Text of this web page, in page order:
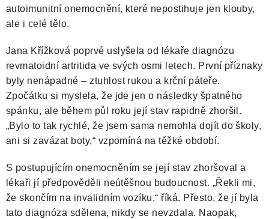
autoimunitní onemocnění, které nepostihuje jen klouby,
ale i celé tělo.
Jana Křížková poprvé uslyšela od lékaře diagnózu
revmatoidní artritida ve svých osmi letech. První příznaky
byly nenápadné – ztuhlost rukou a krční páteře.
Zpočátku si myslela, že jde jen o následky špatného
spánku, ale během půl roku její stav rapidně zhoršil.
„Bylo to tak rychlé, že jsem sama nemohla dojít do školy,
ani si zavázat boty,“ vzpomíná na těžké období.
S postupujícím onemocněním se její stav zhoršoval a
lékaři jí předpověděli neútěšnou budoucnost. „Řekli mi,
že skončím na invalidním vozíku,“ říká. Přesto, že jí byla
tato diagnóza sdělena, nikdy se nevzdala. Naopak,